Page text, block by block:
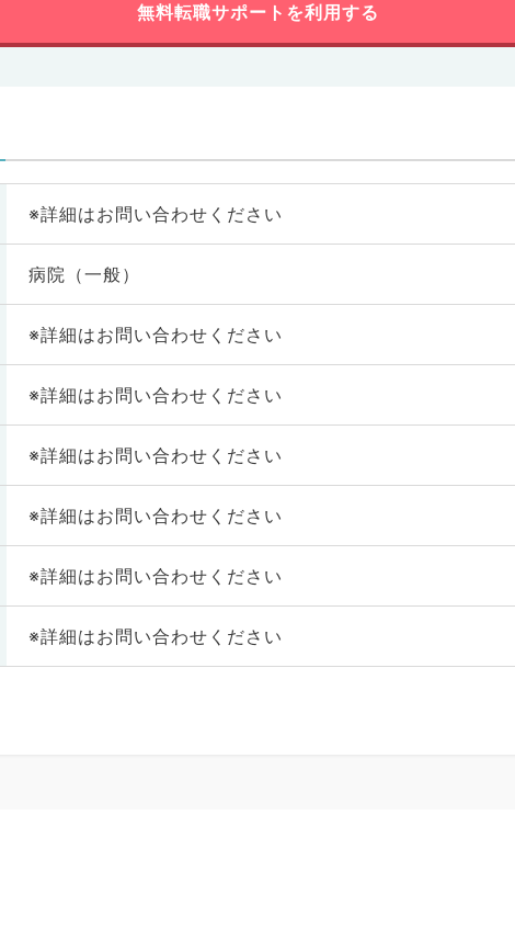
無料転職サポートを利用する
※詳細はお問い合わせください
病院（一般）
※詳細はお問い合わせください
※詳細はお問い合わせください
※詳細はお問い合わせください
※詳細はお問い合わせください
※詳細はお問い合わせください
※詳細はお問い合わせください